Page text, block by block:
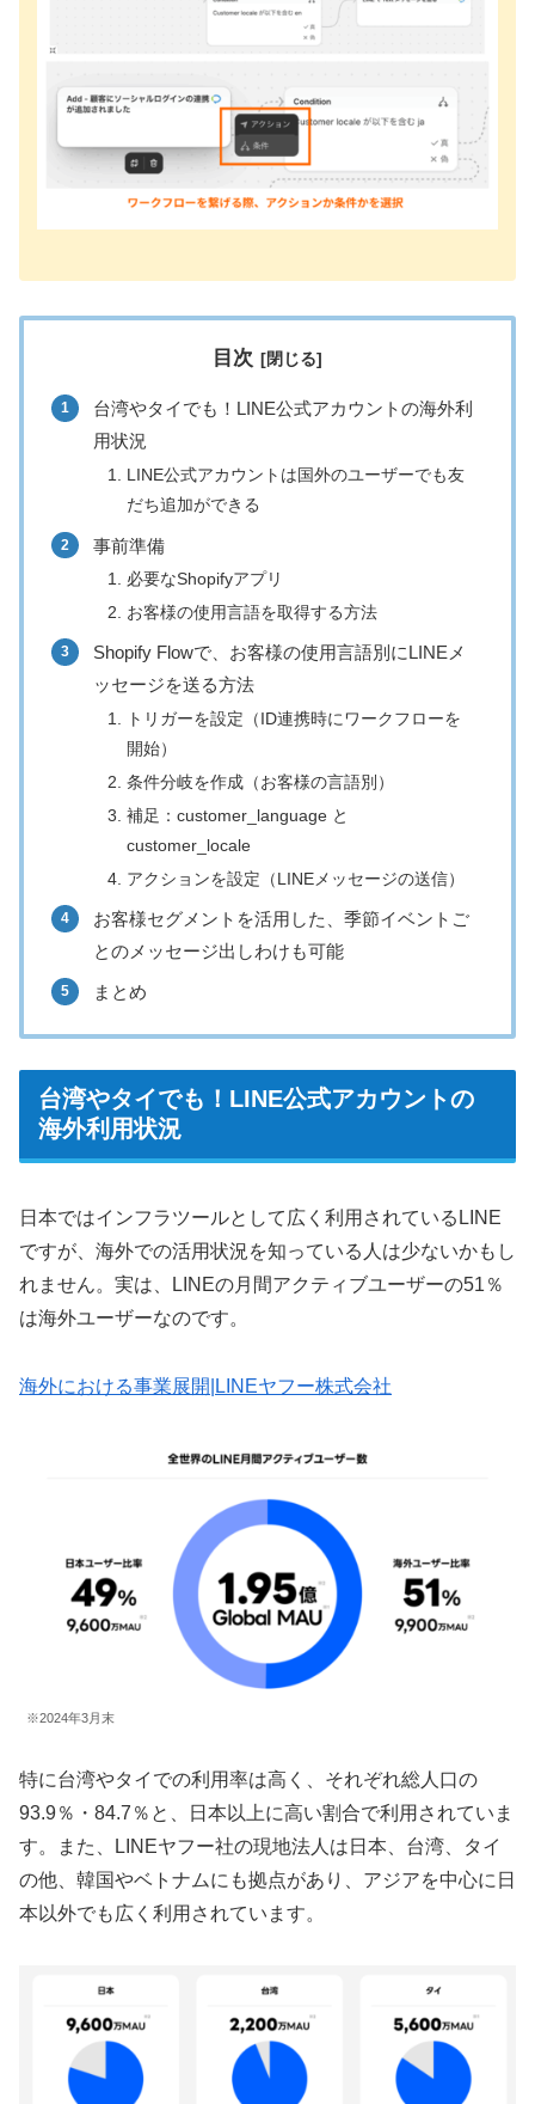
目次
台湾やタイでも！LINE公式アカウントの海外利
用状況
LINE公式アカウントは国外のユーザーでも友
だち追加ができる
事前準備
必要なShopifyアプリ
お客様の使用言語を取得する方法
Shopify Flowで、お客様の使用言語別にLINEメ
ッセージを送る方法
トリガーを設定（ID連携時にワークフローを
開始）
条件分岐を作成（お客様の言語別）
補足：customer_language と
customer_locale
アクションを設定（LINEメッセージの送信）
お客様セグメントを活用した、季節イベントご
とのメッセージ出しわけも可能
まとめ
台湾やタイでも！LINE公式アカウントの
海外利用状況
日本ではインフラツールとして広く利用されているLINE
ですが、海外での活用状況を知っている人は少ないかもし
れません。実は、LINEの月間アクティブユーザーの51％
は海外ユーザーなのです。
海外における事業展開|LINEヤフー株式会社
※2024年3月末
特に台湾やタイでの利用率は高く、それぞれ総人口の
93.9％・84.7％と、日本以上に高い割合で利用されていま
す。また、LINEヤフー社の現地法人は日本、台湾、タイ
の他、韓国やベトナムにも拠点があり、アジアを中心に日
本以外でも広く利用されています。